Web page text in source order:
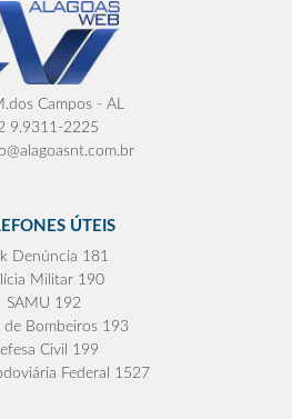
Campos - AL
9.9311-2225
ÚTEIS
Denúncia 181
Militar 190
SAMU 192
de Bombeiros 193
Civil 199
Federal 1527